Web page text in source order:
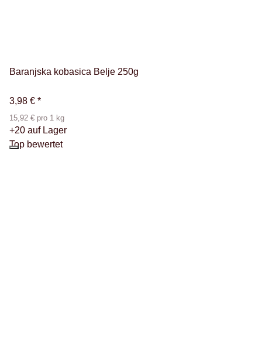
Baranjska kobasica Belje 250g
3,98 € *
15,92 € pro 1 kg
+20 auf Lager
Top bewertet